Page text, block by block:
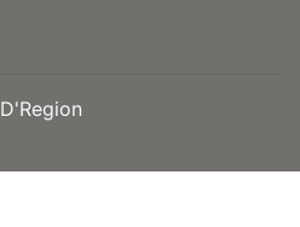
D'Region